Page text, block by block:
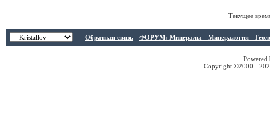
Текущее
Обратная связь - ФОРУМ: Минералы - Минералогия -
Copyright ©2000 -